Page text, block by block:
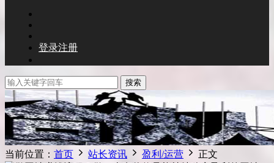
登录注册
搜索
当前位置： 首页 站长资讯 盈利/运营 正文